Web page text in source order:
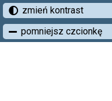
zmień kontrast
pomniejsz czcionkę